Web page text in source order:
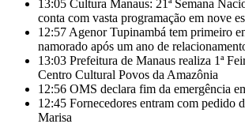
13:05 Cultura Manaus: 21ª Semana
conta com vasta programação em nove
12:57 Agenor Tupinambá tem primeiro
namorado após um ano de
13:03 Prefeitura de Manaus realiza 1ª
Centro Cultural Povos da Amazônia
12:56 OMS declara fim da emergência
12:45 Fornecedores entram com pedido
Marisa